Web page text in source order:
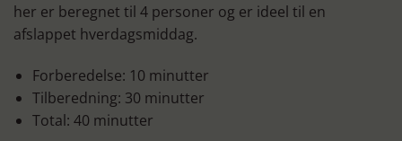
her er beregnet til 4 personer og er ideel til en
afslappet hverdagsmiddag.
Forberedelse: 10 minutter
Tilberedning: 30 minutter
Total: 40 minutter